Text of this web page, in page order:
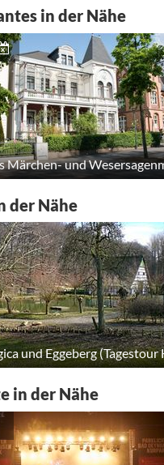
in der Nähe
der Nähe
in der Nähe